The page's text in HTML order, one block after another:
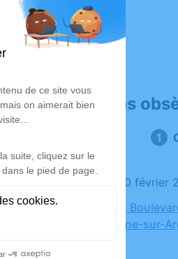
Déroulé des
Le lundi 20 février
Cimetière,
Roquebrune-sur-